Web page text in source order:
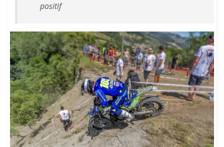
positif